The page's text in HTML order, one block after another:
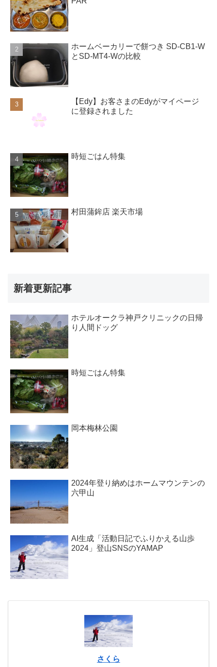
ホームベーカリーで餅つき SD-CB1-W
とSD-MT4-Wの比較
【Edy】お客さまのEdyがマイページ
に登録されました
時短ごはん特集
村田蒲鉾店 楽天市場
新着更新記事
ホテルオークラ神戸クリニックの日帰
り人間ドッグ
時短ごはん特集
岡本梅林公園
2024年登り納めはホームマウンテンの
六甲山
AI生成「活動日記でふりかえる山歩
2024」登山SNSのYAMAP
さくら